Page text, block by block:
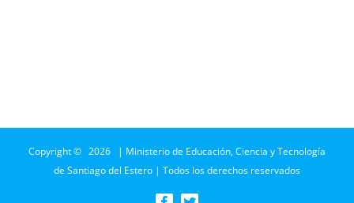
Copyright © 2026 | Ministerio de Educación, Ciencia y Tecnología
de Santiago del Estero | Todos los derechos reservados